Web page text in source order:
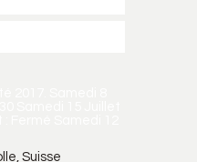
Suisse